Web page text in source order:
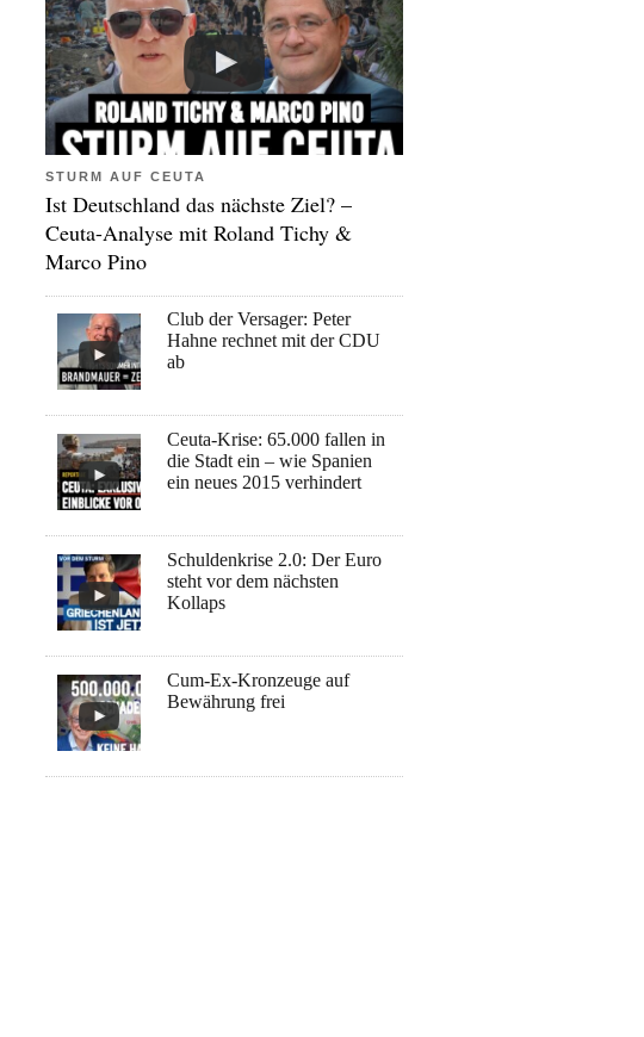
STURM AUF CEUTA
Ist Deutschland das nächste Ziel? –
Ceuta-Analyse mit Roland Tichy &
Marco Pino
Club der Versager: Peter
Hahne rechnet mit der CDU
ab
Ceuta-Krise: 65.000 fallen in
die Stadt ein – wie Spanien
ein neues 2015 verhindert
Schuldenkrise 2.0: Der Euro
steht vor dem nächsten
Kollaps
Cum-Ex-Kronzeuge auf
Bewährung frei